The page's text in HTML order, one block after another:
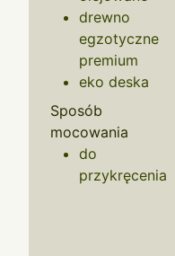
drewno
egzotyczne
premium
eko deska
Sposób
mocowania
do
przykręcenia